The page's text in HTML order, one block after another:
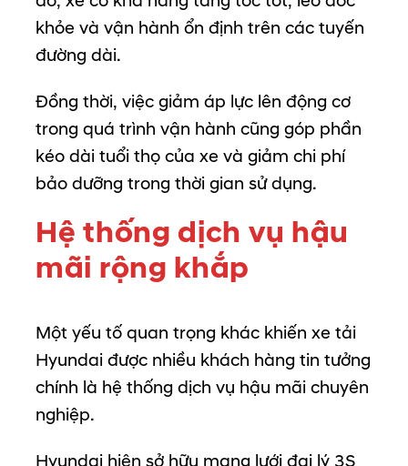
khỏe và vận hành ổn định trên các tuyến
đường dài.
Đồng thời, việc giảm áp lực lên động cơ
trong quá trình vận hành cũng góp phần
kéo dài tuổi thọ của xe và giảm chi phí
bảo dưỡng trong thời gian sửdụng.
Hệthốngdịch vụ hậu
mãi rộng khắp
Một yếu tố quan trọng khác khiến xe tải
Hyundai được nhiều khách hàng tin tưởng
chính là hệ thống dịch vụ hậu mãi chuyên
nghiệp.
Hyundai hiện sở hữu mạng lưới đại lý 3S